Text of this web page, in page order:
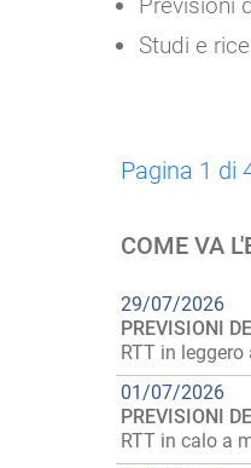
Studi e
Pagina 1 di
COME VA
29/07/2026
PREVISIONI
RTT in
01/07/2026
PREVISIONI
RTT in calo a